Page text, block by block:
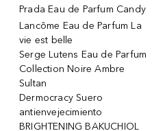
Prada Eau de Parfum Candy
Lancôme Eau de Parfum La
vie est belle
Serge Lutens Eau de Parfum
Collection Noire Ambre
Sultan
Dermocracy Suero
antienvejecimiento
BRIGHTENING BAKUCHIOL